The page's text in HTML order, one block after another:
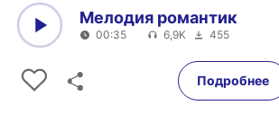
00:35
Мелодия романтик
00:35 6,9K 455
Подробнее